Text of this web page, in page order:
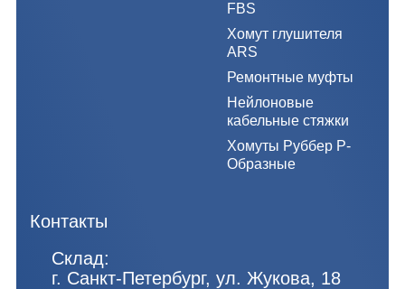
FBS
Хомут глушителя
ARS
Ремонтные муфты
Нейлоновые
кабельные стяжки
Хомуты Руббер Р-
Образные
Контакты
Склад:
г. Санкт-Петербург, ул. Жукова, 18